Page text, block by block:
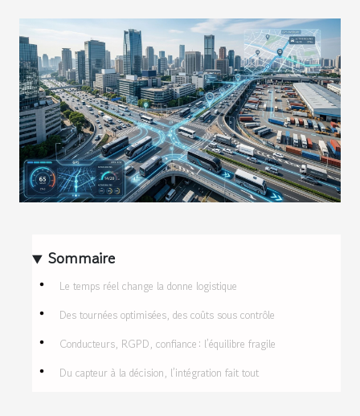
Sommaire
Le temps réel change la donne logistique
Des tournées optimisées, des coûts sous contrôle
Conducteurs, RGPD, confiance : l’équilibre fragile
Du capteur à la décision, l’intégration fait tout